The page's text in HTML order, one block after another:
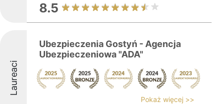
8.5
Laureaci
Ubezpieczenia Gostyń - Agencja
Ubezpieczeniowa "ADA"
Pokaż więcej >>